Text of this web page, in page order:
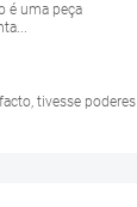
é uma peça
tivesse poderes